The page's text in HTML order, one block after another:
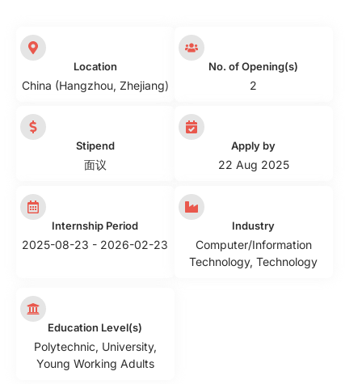
Location
China (Hangzhou, Zhejiang)
No. of Opening(s)
2
Stipend
面议
Apply by
22 Aug 2025
Internship Period
2025-08-23 - 2026-02-23
Industry
Computer/Information
Technology,Technology
Education Level(s)
Polytechnic, University,
Young Working Adults